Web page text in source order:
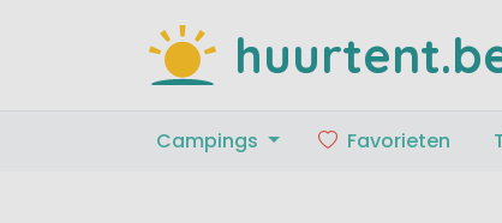
Campings Favorieten